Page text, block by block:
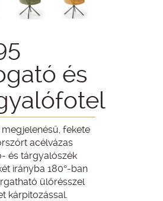
és
fekete
acélvázas
és tárgyalószék
irányba 180°-ban
ülőrésszel
kárpitozással.